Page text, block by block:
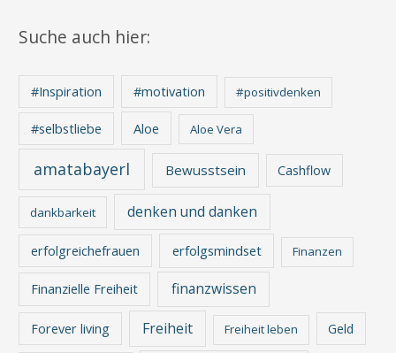
Suche auch hier:
#Inspiration #motivation #positivdenken
#selbstliebe Aloe Aloe Vera
amatabayerl Bewusstsein Cashflow
dankbarkeit denken und danken
erfolgreichefrauen erfolgsmindset Finanzen
Finanzielle Freiheit finanzwissen
Forever living Freiheit Freiheit leben Geld